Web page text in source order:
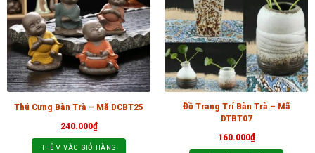
Thú Cưng Bàn Trà – Mã DCBT25
240.000₫
THÊM VÀO GIỎ HÀNG
Đồ Trang Trí Bàn Trà – Mã
DTBT07
160.000₫